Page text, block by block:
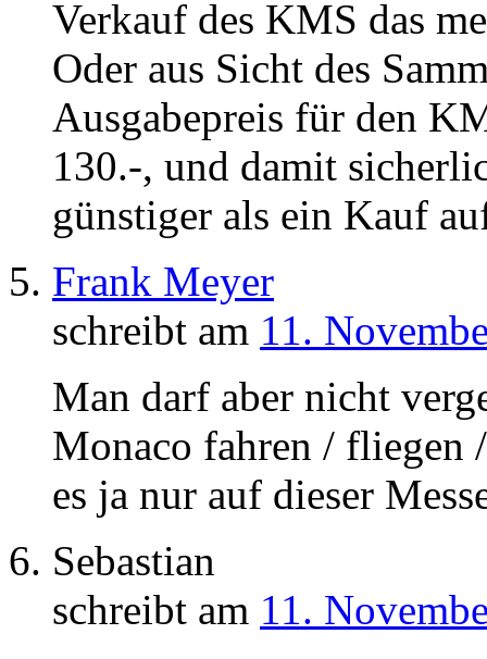
Verkauf des KMS das
Oder aus Sicht des
Ausgabepreis für den
130.-, und damit
günstiger als ein Kauf
Frank Meyer
schreibt am 11.
Man darf aber nicht
Monaco fahren /
es ja nur auf dieser
Sebastian
schreibt am 11.